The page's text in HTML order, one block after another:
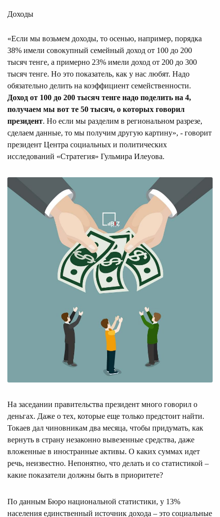
Доходы
«Если мы возьмем доходы, то осенью, например, порядка
38% имели совокупный семейный доход от 100 до 200
тысяч тенге, а примерно 23% имели доход от 200 до 300
тысяч тенге. Но это показатель, как у нас любят. Надо
обязательно делить на коэффициент семейственности.
Доход от 100 до 200 тысяч тенге надо поделить на 4,
получаем мы вот те 50 тысяч, о которых говорил
президент. Но если мы разделим в региональном разрезе,
сделаем данные, то мы получим другую картину», - говорит
президент Центра социальных и политических
исследований «Стратегия» Гульмира Илеуова.
На заседании правительства президент много говорил о
деньгах. Даже о тех, которые еще только предстоит найти.
Токаев дал чиновникам два месяца, чтобы придумать, как
вернуть в страну незаконно вывезенные средства, даже
вложенные в иностранные активы. О каких суммах идет
речь, неизвестно. Непонятно, что делать и со статистикой –
какие показатели должны быть в приоритете?
По данным Бюро национальной статистики, у 13%
населения единственный источник дохода – это социальные